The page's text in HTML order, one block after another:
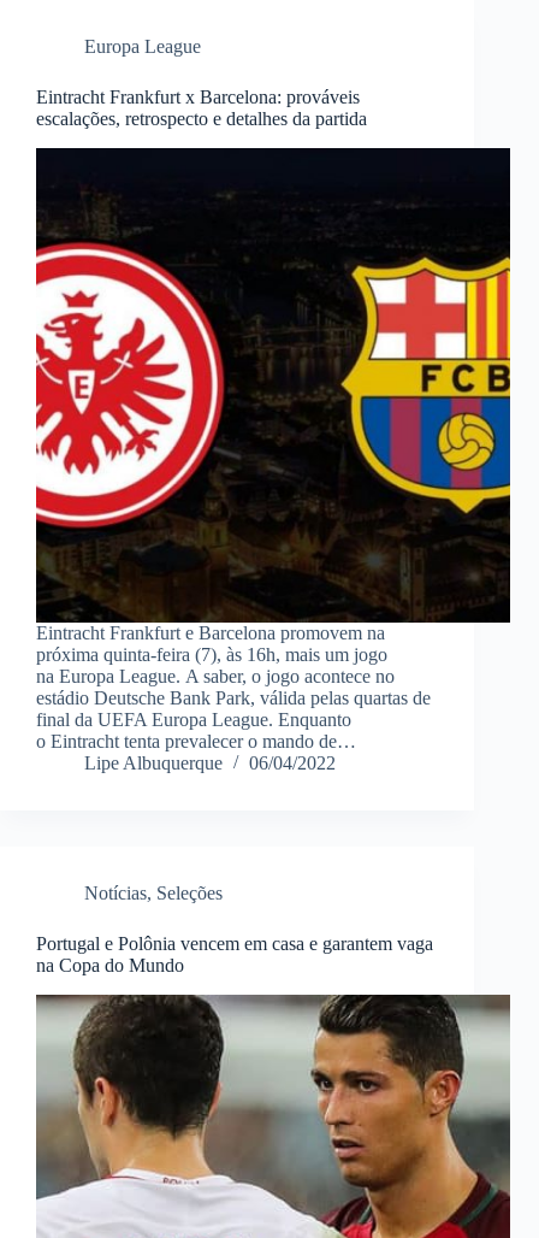
Europa League
Eintracht Frankfurt x Barcelona: prováveis
escalações, retrospecto e detalhes da partida
Eintracht Frankfurt e Barcelona promovem na
próxima quinta-feira (7), às 16h, mais um jogo
na Europa League. A saber, o jogo acontece no
estádio Deutsche Bank Park, válida pelas quartas de
final da UEFA Europa League. Enquanto
o Eintracht tenta prevalecer o mando de…
Lipe Albuquerque
06/04/2022
Notícias, Seleções
Portugal e Polônia vencem em casa e garantem vaga
na Copa do Mundo